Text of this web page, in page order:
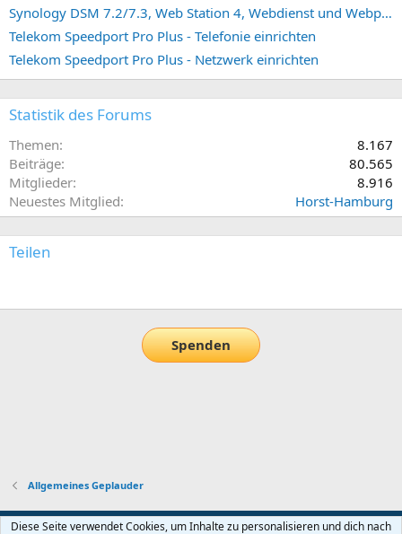
Synology DSM 7.2/7.3, Web Station 4, Webdienst und Webportal erstellen (ehemals vHost)
Telekom Speedport Pro Plus - Telefonie einrichten
Telekom Speedport Pro Plus - Netzwerk einrichten
Statistik des Forums
Themen
8.167
Beiträge
80.565
Mitglieder
8.916
Neuestes Mitglied
Horst-Hamburg
Teilen
Spenden
Allgemeines Geplauder
Default-Theme
Diese Seite verwendet Cookies, um Inhalte zu personalisieren und dich nach